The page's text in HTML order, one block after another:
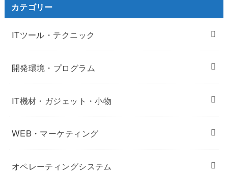
カテゴリー
ITツール・テクニック
開発環境・プログラム
IT機材・ガジェット・小物
WEB・マーケティング
オペレーティングシステム